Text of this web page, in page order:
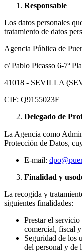
Responsable
Los datos personales
tratamiento de datos
Agencia Pública de
c/ Pablo Picasso 6-7ª
41018 - SEVILLA
CIF: Q9155023F
Delegado de
La Agencia como
Protección de Datos,
E-mail:
Finalidad y uso
La recogida y
siguientes finalidades:
Prestar el
comercial, fiscal
Seguridad de los
del personal y de